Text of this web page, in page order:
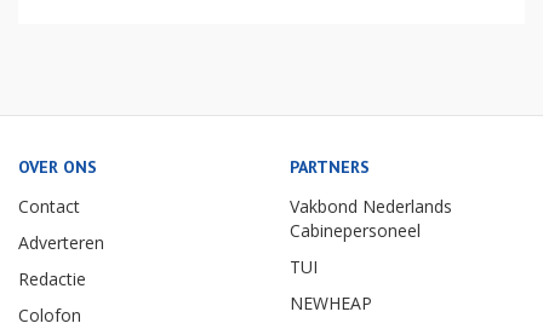
OVER ONS
Contact
Adverteren
Redactie
Colofon
PARTNERS
Vakbond Nederlands
Cabinepersoneel
TUI
NEWHEAP